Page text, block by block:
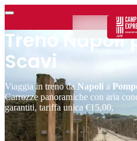
Treno Napoli
Scavi
Viaggia in treno da Napoli a
Carrozze panoramiche con aria
garantiti, tariffa unica €15,00,